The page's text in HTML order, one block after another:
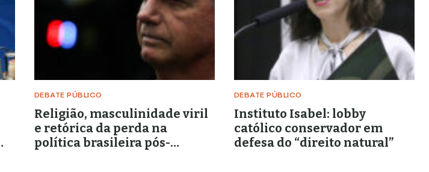
DEBATE PÚBLICO
Religião, masculinidade viril
e retórica da perda na
política brasileira pós-
DEBATE PÚBLICO
Instituto Isabel: lobby
católico conservador em
defesa do “direito natural”